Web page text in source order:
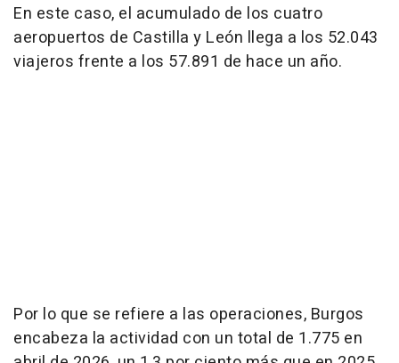
En este caso, el acumulado de los cuatro
aeropuertos de Castilla y León llega a los 52.043
viajeros frente a los 57.891 de hace un año.
Por lo que se refiere a las operaciones, Burgos
encabeza la actividad con un total de 1.775 en